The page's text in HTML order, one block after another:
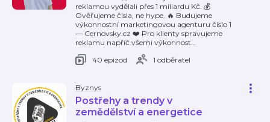
reklamou vydělali přes 1 miliardu Kč. 💰
Ověřujeme čísla, ne hype. 🔥 Budujeme
výkonnostní marketingovou agenturu číslo 1
— Cernovsky.cz ❤️ Pro klienty spravujeme
reklamu napříč všemi výkonnost…
40 epizod
1 odběratel
Byznys
Postřehy a trendy v
zemědělství a energetice